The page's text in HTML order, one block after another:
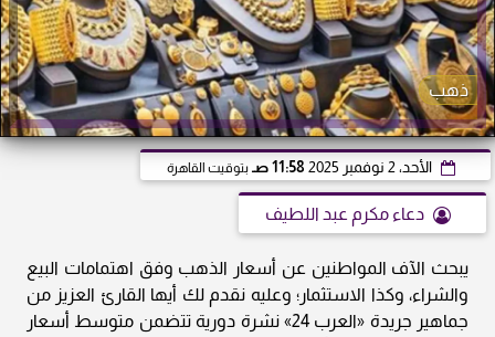
ذهب
الأحد، 2 نوفمبر 2025 11:58 صـ بتوقيت القاهرة
دعاء مكرم عبد اللطيف
يبحث الآف المواطنين عن أسعار الذهب وفق اهتمامات البيع
والشراء، وكذا الاستثمار؛ وعليه نقدم لك أيها القارئ العزيز من
جماهير جريدة «العرب 24» نشرة دورية تتضمن متوسط أسعار